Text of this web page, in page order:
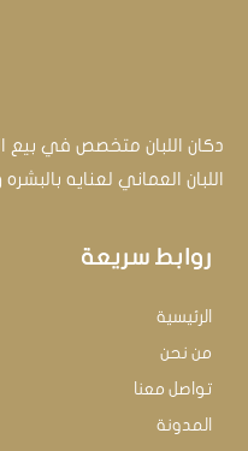
دكان اللبان متخصص في بيع
اللبان العماني لعنايه
روابط سريعة
الرئيسية
من نحن
تواصل معنا
المدونة